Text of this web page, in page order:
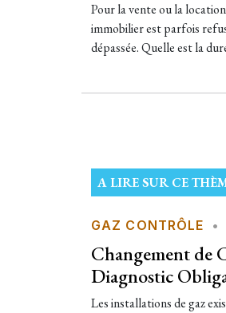
Pour la vente ou la
immobilier est parfois
dépassée. Quelle est la
A LIRE SUR CE
GAZ CONTRÔLE •
Changement de
Diagnostic
Les installations de gaz